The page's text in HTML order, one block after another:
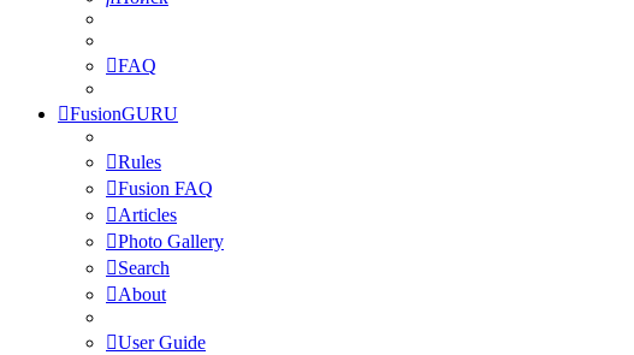
FAQ
FusionGURU
Rules
Fusion FAQ
Articles
Photo Gallery
Search
About
User Guide